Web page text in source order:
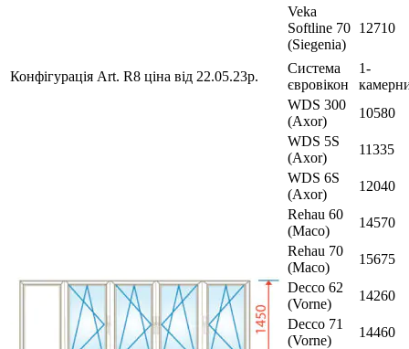
Veka
Softline 70
(Siegenia)
12710
Конфігурація Art. R8 ціна від 22.05.23р.
Система
євровікон
1-
WDS 300
(Axor)
10580
WDS 5S
(Axor)
11335
WDS 6S
(Axor)
12040
Rehau 60
(Maco)
14570
Rehau 70
(Maco)
15675
Decco 62
(Vorne)
14260
Decco 71
(Vorne)
14460